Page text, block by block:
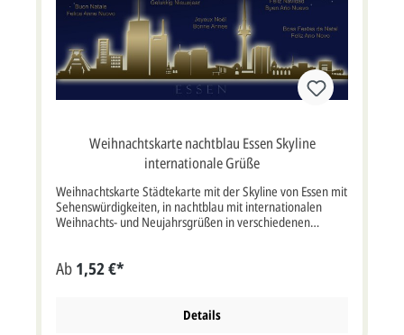
Weihnachtskarte nachtblau Essen Skyline
internationale Grüße
Weihnachtskarte Städtekarte mit der Skyline von Essen mit
Sehenswürdigkeiten, in nachtblau mit internationalen
Weihnachts- und Neujahrsgrüßen in verschiedenen
und anderen Sprachen oder mit Logodruck oder
Briefumschlag geliefert. Klappkarte im Format: 21x10,5
Ab 1,52 €*
Details